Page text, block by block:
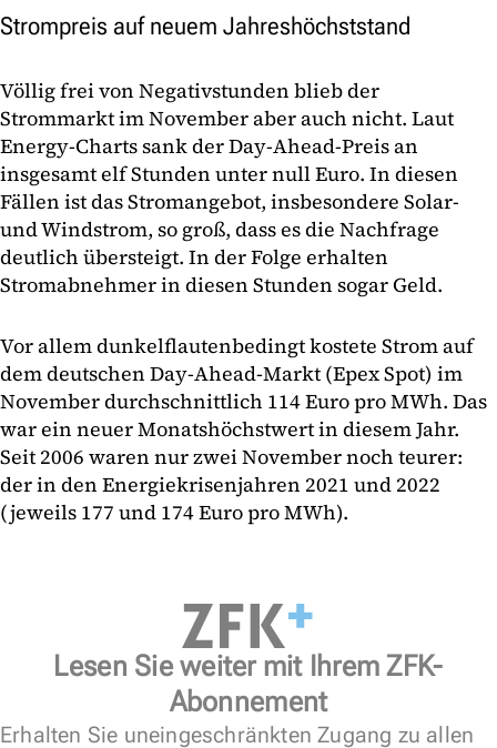
Strompreis auf neuem Jahreshöchststand
Völlig frei von Negativstunden blieb der
Strommarkt im November aber auch nicht. Laut
Energy-Charts sank der Day-Ahead-Preis an
insgesamt elf Stunden unter null Euro. In diesen
Fällen ist das Stromangebot, insbesondere Solar-
und Windstrom, so groß, dass es die Nachfrage
deutlich übersteigt. In der Folge erhalten
Stromabnehmer in diesen Stunden sogar Geld.
Vor allem dunkelflautenbedingt kostete Strom auf
dem deutschen Day-Ahead-Markt (Epex Spot) im
November durchschnittlich 114 Euro pro MWh. Das
war ein neuer Monatshöchstwert in diesem Jahr.
Seit 2006 waren nur zwei November noch teurer:
der in den Energiekrisenjahren 2021 und 2022
(jeweils 177 und 174 Euro pro MWh).
Lesen Sie weiter mit Ihrem ZFK-
Abonnement
Erhalten Sie uneingeschränkten Zugang zu allen